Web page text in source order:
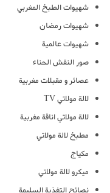
شهيوات الطبخ المغربي
شهيوات رمضان
شهيوات عالمية
صور النقش الحناء
عصائر و مقبلات مغربية
لالة مولاتي TV
لالة مولاتي اناقة مغربية
مطبخ لالة مولاتي
مكياج
ميكرو لالة مولاتي
نصائح التغذية السليمة